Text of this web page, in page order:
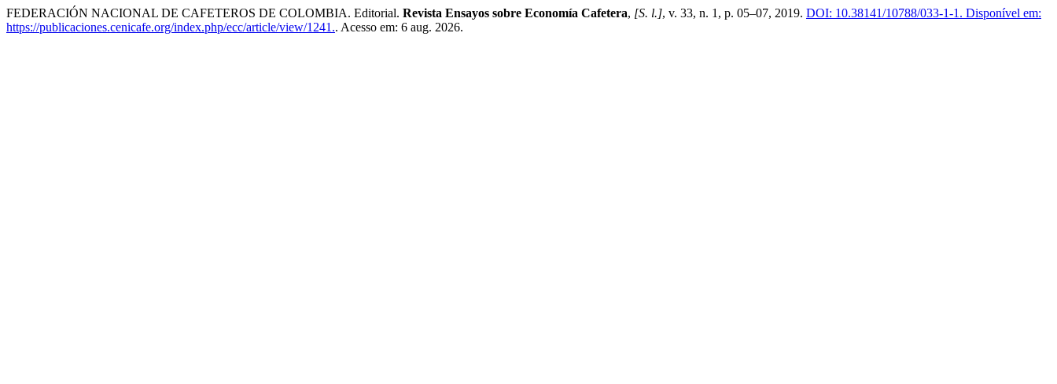
FEDERACIÓN NACIONAL DE CAFETEROS DE COLOMBIA. Editorial. Revista Ensayos sobre Economía Cafetera, [S. l.], v. 33, n. 1, p. 05–07, 2019. DOI: 10.38141/10788/033-1-1. Disponível em:
https://publicaciones.cenicafe.org/index.php/ecc/article/view/1241.. Acesso em: 6 aug. 2026.